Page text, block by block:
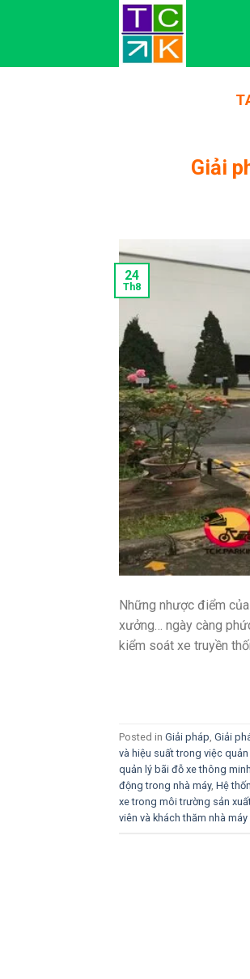
Giải
24
Th8
Những nhược điểm
xưởng… ngày càng
kiểm soát xe truyền
Posted in Giải pháp, Giải
và hiệu suất trong việc
quản lý bãi đỗ xe thông
động trong nhà máy, Hệ
xe trong môi trường sản
viên và khách thăm nhà máy